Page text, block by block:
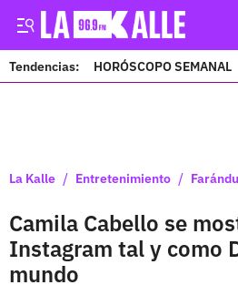
Tendencias: HORÓSCOPO SEMANAL
La Kalle / Entretenimiento /
Camila Cabello se
Instagram tal y como
mundo